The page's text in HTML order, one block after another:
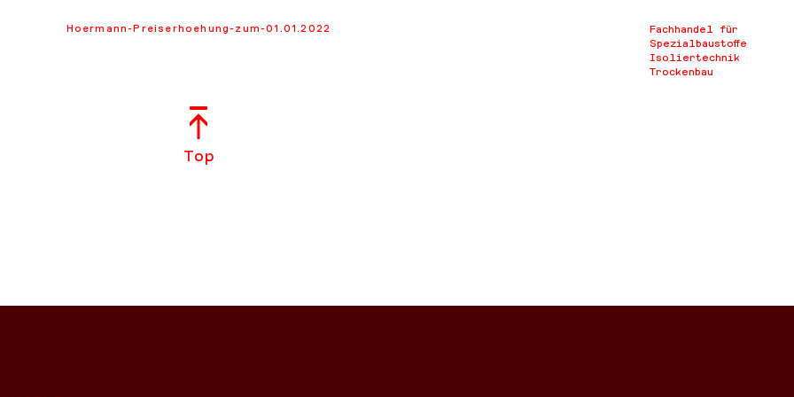
Hoermann-Preiserhoehung-zum-01.01.2022
Fachhandel für
Spezialbaustoffe
Isoliertechnik
Trockenbau
Top